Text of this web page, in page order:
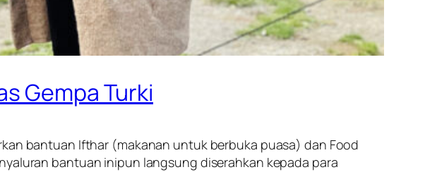
Gempa Turki
bantuan Ifthar (makanan untuk berbuka puasa) dan Food
bantuan inipun langsung diserahkan kepada para